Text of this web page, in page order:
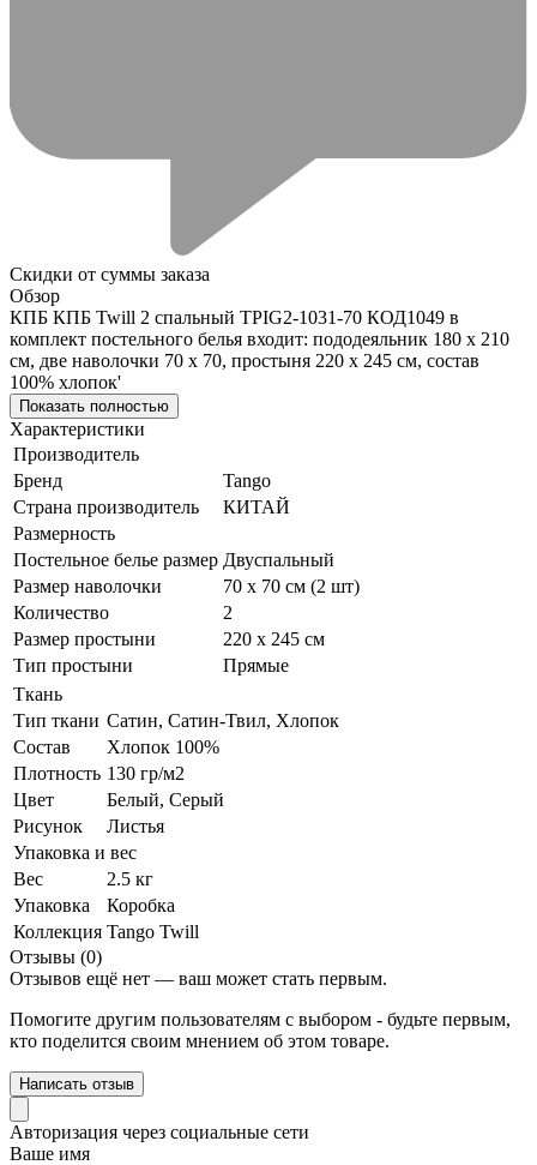
Скидки от суммы заказа
Обзор
КПБ КПБ Twill 2 спальный TPIG2-1031-70 КОД1049 в
комплект постельного белья входит: пододеяльник 180 х 210
см, две наволочки 70 х 70, простыня 220 х 245 см, состав
100% хлопок'
Показать полностью
Характеристики
Производитель
Бренд
Tango
Страна производитель
КИТАЙ
Размерность
Постельное белье размер Двуспальный
Размер наволочки
70 х 70 см (2 шт)
Количество
2
Размер простыни
220 х 245 см
Тип простыни
Прямые
Ткань
Тип ткани Сатин, Сатин-Твил, Хлопок
Состав
Хлопок 100%
Плотность 130 гр/м2
Цвет
Белый, Серый
Рисунок
Листья
Упаковка и вес
Вес
2.5 кг
Упаковка
Коробка
Коллекция Tango Twill
Отзывы (0)
Отзывов ещё нет — ваш может стать первым.
Помогите другим пользователям с выбором - будьте первым,
кто поделится своим мнением об этом товаре.
Написать отзыв
Авторизация через социальные сети
Ваше имя